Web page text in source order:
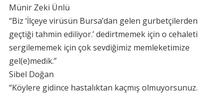
Münir Zeki Ünlü
“Biz ‘İlçeye virüsün Bursa’dan gelen gurbetçilerden
geçtiği tahmin ediliyor.’ dedirtmemek için o cehaleti
sergilememek için çok sevdiğimiz memleketimize
gel(e)medik.”
Sibel Doğan
“Köylere gidince hastalıktan kaçmış olmuyorsunuz.